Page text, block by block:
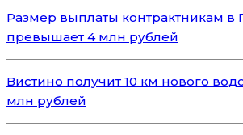
Размер выплаты контрактникам в
превышает 4 млн рублей
Вистино получит 10 км нового
млн рублей